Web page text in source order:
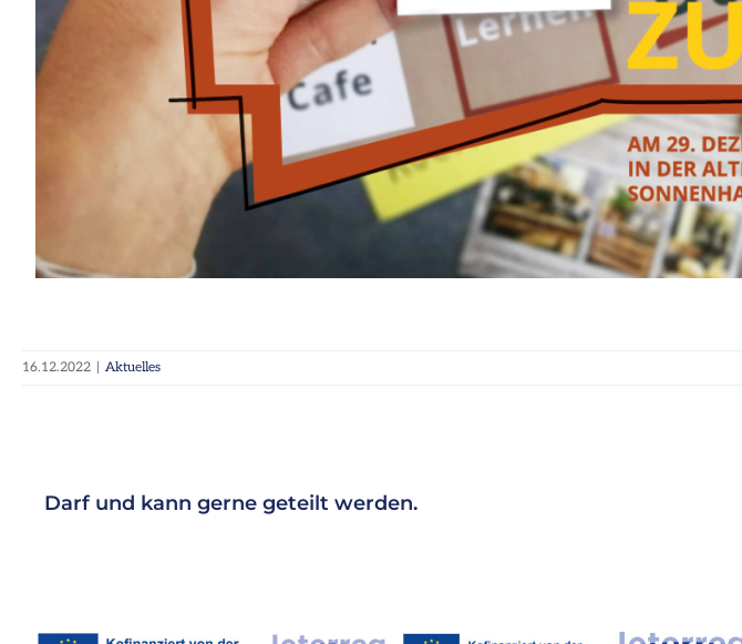
16.12.2022 Aktuelles
Darf und kann gerne geteilt werden.